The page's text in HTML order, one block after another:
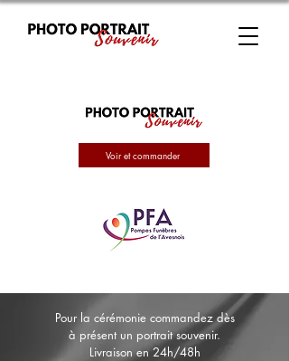
Voir et commander
Pour la cérémonie commandez dès
à présent un portrait souvenir.
Livraison en 24h/48h